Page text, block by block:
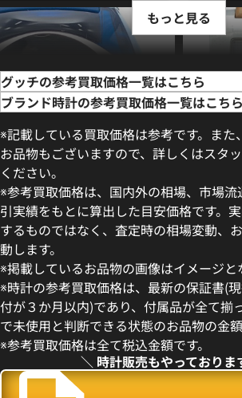
SS/ラバー
格
28日時点の参考買取価格で
参考買
18,000円
※2021年
す
もっと見る
グッチの参考買取価格一覧はこちら
ブランド時計の参考買取価格一覧はこちら
※記載している買取価格は参考です。また
お品物もございますので、詳しくはスタ
ください。
※参考買取価格は、国内外の相場、市場
引実績をもとに算出した目安価格です。
するものではなく、査定時の相場変動、
動します。
※掲載しているお品物の画像はイメージと
※時計の参考買取価格は、最新の保証書(
付が３か月以内)であり、付属品が全て揃
で未使用と判断できる状態のお品物の金額
※参考買取価格は全て税込金額です。
＼ 時計販売もやっておりま